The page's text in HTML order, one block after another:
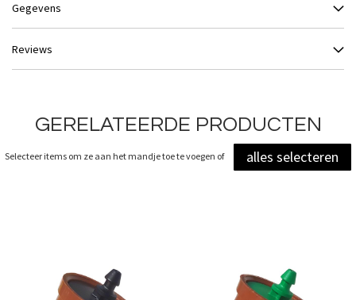
Gegevens
Reviews
GERELATEERDE PRODUCTEN
Selecteer items om ze aan het mandje toe te voegen of alles selecteren